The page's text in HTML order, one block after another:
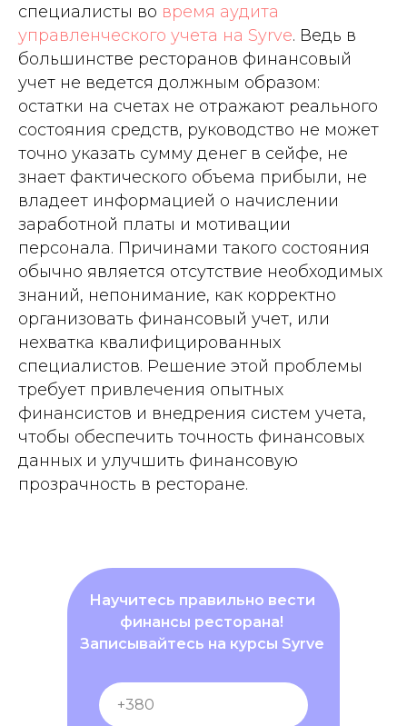
специалисты во время аудита
управленческого учета на Syrve. Ведь в
большинстве ресторанов финансовый
учет не ведется должным образом:
остатки на счетах не отражают реального
состояния средств, руководство не может
точно указать сумму денег в сейфе, не
знает фактического объема прибыли, не
владеет информацией о начислении
заработной платы и мотивации
персонала. Причинами такого состояния
обычно является отсутствие необходимых
знаний, непонимание, как корректно
организовать финансовый учет, или
нехватка квалифицированных
специалистов. Решение этой проблемы
требует привлечения опытных
финансистов и внедрения систем учета,
чтобы обеспечить точность финансовых
данных и улучшить финансовую
прозрачность в ресторане.
Научитесь правильно вести
финансы ресторана!
Записывайтесь на курсы Syrve